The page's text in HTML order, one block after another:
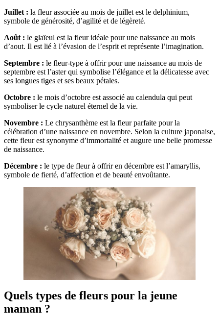
Juillet : la fleur associée au mois de juillet est le delphinium,
symbole de générosité, d’agilité et de légèreté.
Août : le glaïeul est la fleur idéale pour une naissance au mois
d’aout. Il est lié à l’évasion de l’esprit et représente l’imagination.
Septembre : le fleur-type à offrir pour une naissance au mois de
septembre est l’aster qui symbolise l’élégance et la délicatesse avec
ses longues tiges et ses beaux pétales.
Octobre : le mois d’octobre est associé au calendula qui peut
symboliser le cycle naturel éternel de la vie.
Novembre : Le chrysanthème est la fleur parfaite pour la
célébration d’une naissance en novembre. Selon la culture japonaise,
cette fleur est synonyme d’immortalité et augure une belle promesse
de naissance.
Décembre : le type de fleur à offrir en décembre est l’amaryllis,
symbole de fierté, d’affection et de beauté envoûtante.
Quels types de fleurs pour la jeune
maman ?